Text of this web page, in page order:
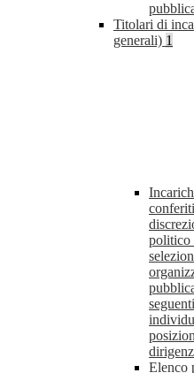
Titolari di
generali) 1
politico
Elenco